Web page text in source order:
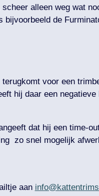
alleen weg wat
de
voor een
hij daar een
dat hij een time-
zo snel mogelijk
aan